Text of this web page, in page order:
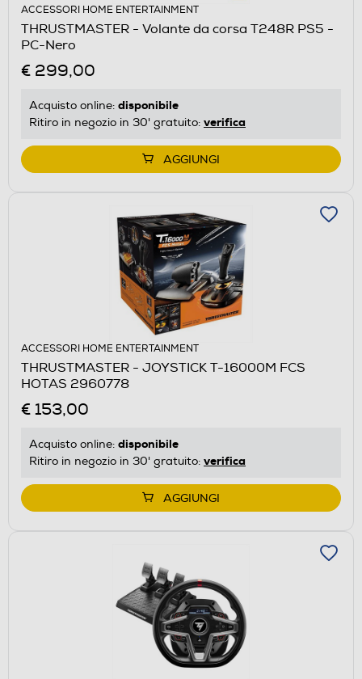
ACCESSORI HOME ENTERTAINMENT
THRUSTMASTER - Volante da corsa T248R PS5 -
PC-Nero
€ 299,00
Acquisto online: disponibile
Ritiro in negozio in 30' gratuito: verifica
AGGIUNGI
ACCESSORI HOME ENTERTAINMENT
THRUSTMASTER - JOYSTICK T-16000M FCS
HOTAS 2960778
€ 153,00
Acquisto online: disponibile
Ritiro in negozio in 30' gratuito: verifica
AGGIUNGI